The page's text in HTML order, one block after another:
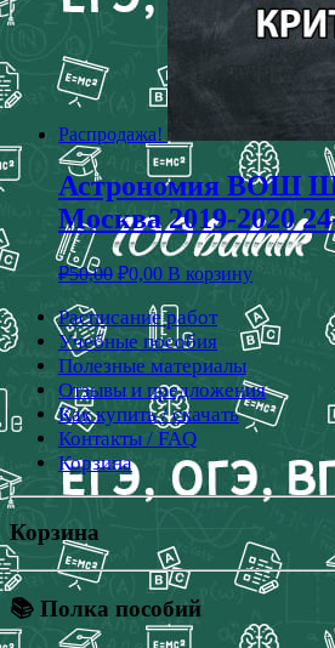
Распродажа!
Астрономия ВОШ
Москва 2019-2020
₽50,00 ₽0,00 В корзину
Расписание работ
Учебные пособия
Полезные материалы
Отзывы и предложения
Как купить / скачать
Контакты / FAQ
Корзина
Корзина
📚 Полка пособий